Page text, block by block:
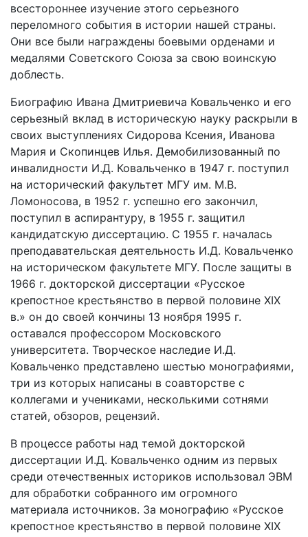
всестороннее изучение этого серьезного
переломного события в истории нашей страны.
Они все были награждены боевыми орденами и
медалями Советского Союза за свою воинскую
доблесть.
Биографию Ивана Дмитриевича Ковальченко и его
серьезный вклад в историческую науку раскрыли в
своих выступлениях Сидорова Ксения, Иванова
Мария и Скопинцев Илья. Демобилизованный по
инвалидности И.Д. Ковальченко в 1947 г. поступил
на исторический факультет МГУ им. М.В.
Ломоносова, в 1952 г. успешно его закончил,
поступил в аспирантуру, в 1955 г. защитил
кандидатскую диссертацию. С 1955 г. началась
преподавательская деятельность И.Д. Ковальченко
на историческом факультете МГУ. После защиты в
1966 г. докторской диссертации «Русское
крепостное крестьянство в первой половине XIX
в.» он до своей кончины 13 ноября 1995 г.
оставался профессором Московского
университета. Творческое наследие И.Д.
Ковальченко представлено шестью монографиями,
три из которых написаны в соавторстве с
коллегами и учениками, несколькими сотнями
статей, обзоров, рецензий.
В процессе работы над темой докторской
диссертации И.Д. Ковальченко одним из первых
среди отечественных историков использовал ЭВМ
для обработки собранного им огромного
материала источников. За монографию «Русское
крепостное крестьянство в первой половине XIX